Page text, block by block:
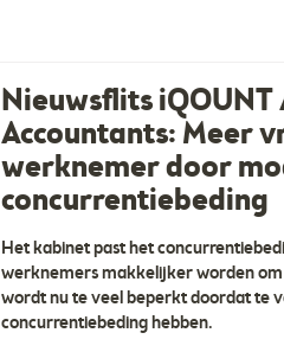
Nieuwsflits iQOUNT
Accountants: Meer
werknemer door
concurrentiebeding
Het kabinet past het
werknemers makkelijker worden om
wordt nu te veel beperkt doordat te
concurrentiebeding hebben.